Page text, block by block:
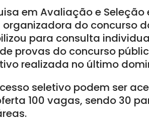
em Avaliação e
do concurso
para consulta
provas do concurso
realizada no último
seletivo podem ser
100 vagas, sendo 30